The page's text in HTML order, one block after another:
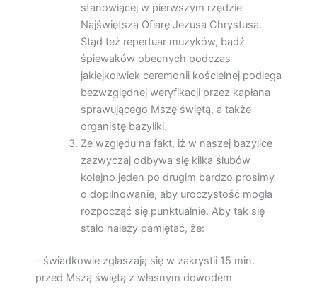
stanowiącej w pierwszym rzędzie
Najświętszą Ofiarę Jezusa Chrystusa.
Stąd też repertuar muzyków, bądź
śpiewaków obecnych podczas
jakiejkolwiek ceremonii kościelnej podlega
bezwzględnej weryfikacji przez kapłana
sprawującego Mszę świętą, a także
organistę bazyliki.
Ze względu na fakt, iż w naszej bazylice
zazwyczaj odbywa się kilka ślubów
kolejno jeden po drugim bardzo prosimy
o dopilnowanie, aby uroczystość mogła
rozpocząć się punktualnie. Aby tak się
stało należy pamiętać, że:
– świadkowie zgłaszają się w zakrystii 15 min.
przed Mszą świętą z własnym dowodem